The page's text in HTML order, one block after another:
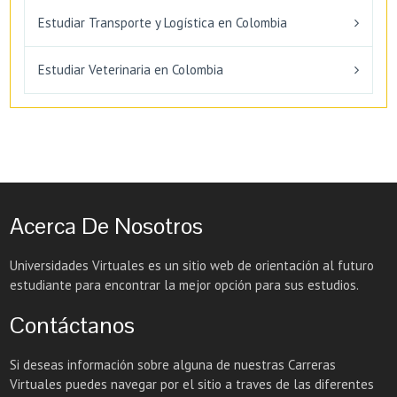
Estudiar Transporte y Logística en Colombia
Estudiar Veterinaria en Colombia
Acerca De Nosotros
Universidades Virtuales es un sitio web de orientación al futuro
estudiante para encontrar la mejor opción para sus estudios.
Contáctanos
Si deseas información sobre alguna de nuestras Carreras
Virtuales puedes navegar por el sitio a traves de las diferentes